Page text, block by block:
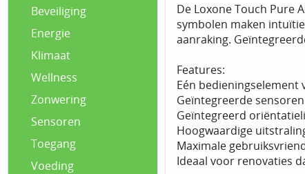
Beveiliging
Energie
Klimaat
Wellness
Zonwering
Sensoren
Toegang
Voeding
De Loxone Touch Pure
symbolen maken
aanraking.
Features:
Eén bedieningselement
Geïntegreerde
Geïntegreerd
Hoogwaardige
Maximale
Ideaal voor renovaties